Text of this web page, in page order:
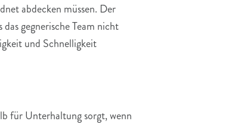
abdecken müssen. Der
gegnerische Team nicht
und Schnelligkeit
für Unterhaltung sorgt, wenn